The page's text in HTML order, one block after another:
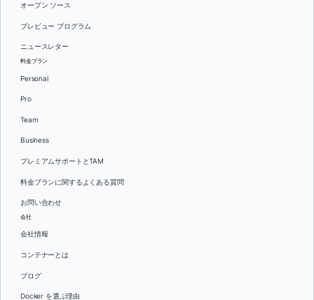
オープン ソース
プレビュー プログラム
ニュースレター
料金プラン
Personal
Pro
Team
Business
プレミアムサポートとTAM
料金プランに関するよくある質問
お問い合わせ
会社
会社情報
コンテナーとは
ブログ
Docker を選ぶ理由